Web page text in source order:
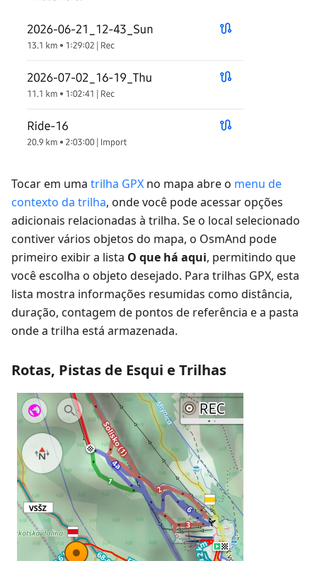
Tocar em uma trilha GPX no mapa abre o menu de
contexto da trilha, onde você pode acessar opções
adicionais relacionadas à trilha. Se o local selecionado
contiver vários objetos do mapa, o OsmAnd pode
primeiro exibir a lista O que há aqui, permitindo que
você escolha o objeto desejado. Para trilhas GPX, esta
lista mostra informações resumidas como distância,
duração, contagem de pontos de referência e a pasta
onde a trilha está armazenada.
Rotas, Pistas de Esqui e Trilhas